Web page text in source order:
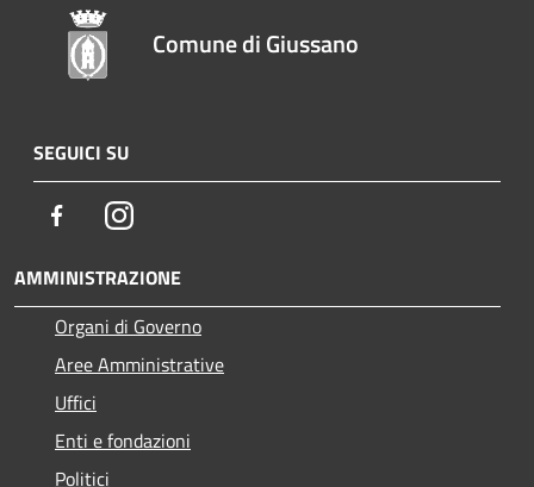
Comune di Giussano
SEGUICI SU
FacebookInstagram
AMMINISTRAZIONE
Organi di Governo
Aree Amministrative
Uffici
Enti e fondazioni
Politici